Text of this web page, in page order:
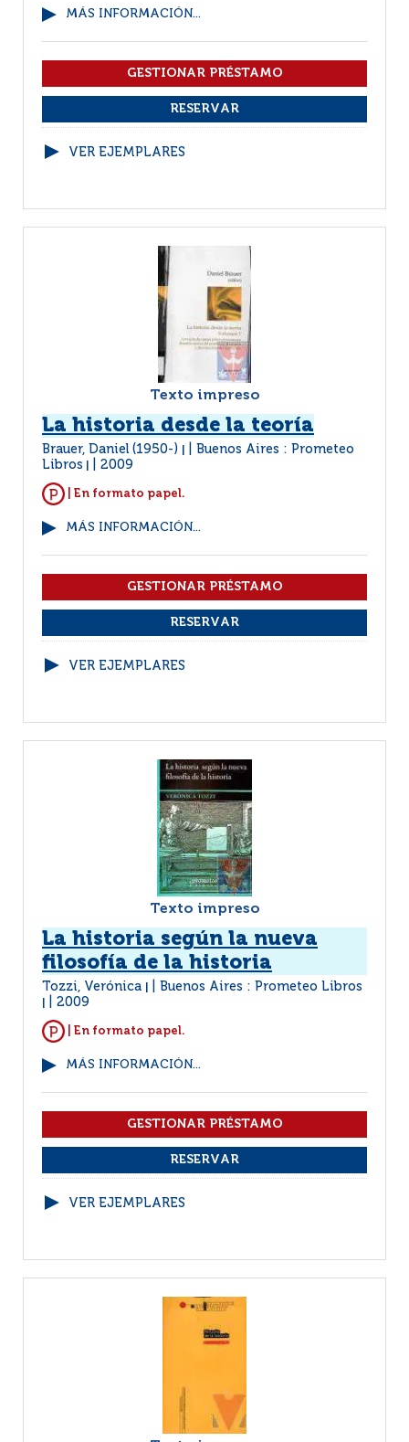
MÁS INFORMACIÓN...
VER EJEMPLARES
Texto impreso
La historia desde la teoría
Brauer, Daniel (1950-)
Buenos Aires : Prometeo
Libros
2009
| En formato papel.
MÁS INFORMACIÓN...
VER EJEMPLARES
Texto impreso
La historia según la nueva
filosofía de la historia
Tozzi, Verónica Buenos Aires : Prometeo Libros
2009
| En formato papel.
MÁS INFORMACIÓN...
VER EJEMPLARES